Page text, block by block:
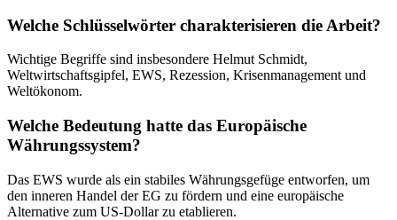
Welche Schlüsselwörter charakterisieren die Arbeit?
Wichtige Begriffe sind insbesondere Helmut Schmidt,
Weltwirtschaftsgipfel, EWS, Rezession, Krisenmanagement und
Weltökonom.
Welche Bedeutung hatte das Europäische
Währungssystem?
Das EWS wurde als ein stabiles Währungsgefüge entworfen, um
den inneren Handel der EG zu fördern und eine europäische
Alternative zum US-Dollar zu etablieren.